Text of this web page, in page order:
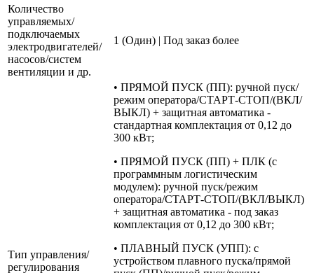
Количество
управляемых/
подключаемых
электродвигателей/
насосов/систем
вентиляции и др.
1 (Один) | Под заказ более
Тип управления/
регулирования
• ПРЯМОЙ ПУСК (ПП): ручной пуск/
режим оператора/СТАРТ-СТОП/(ВКЛ/
ВЫКЛ) + защитная автоматика -
стандартная комплектация от 0,12 до
300 кВт;
• ПРЯМОЙ ПУСК (ПП) + ПЛК (с
программным логистическим
модулем): ручной пуск/режим
оператора/СТАРТ-СТОП/(ВКЛ/ВЫКЛ)
+ защитная автоматика - под заказ
комплектация от 0,12 до 300 кВт;
• ПЛАВНЫЙ ПУСК (УПП): с
устройством плавного пуска/прямой